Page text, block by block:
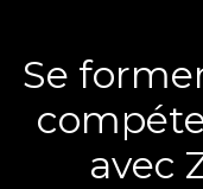
Se
avec